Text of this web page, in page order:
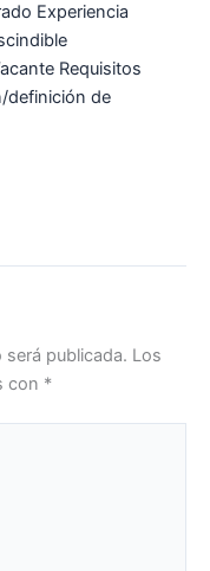
Experiencia
Requisitos
definición de
publicada. Los
con *